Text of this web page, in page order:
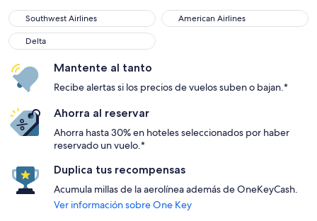
Southwest Airlines
Southwest Airlines American Airlines
American Airlines
Delta
Delta
Mantente al tanto
Recibe alertas si los precios de vuelos suben o bajan.*
Ahorra al reservar
Ahorra hasta 30% en hoteles seleccionados por haber
reservado un vuelo.*
Duplica tus recompensas
Acumula millas de la aerolínea además de OneKeyCash.
Ver información sobre One Key